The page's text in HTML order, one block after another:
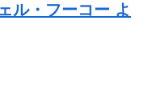
ル・フーコー よ